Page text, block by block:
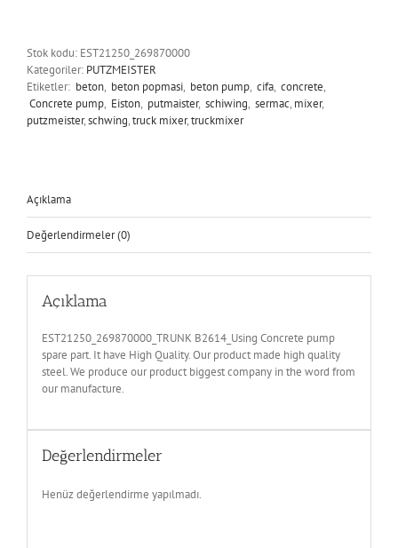
Stok kodu: EST21250_269870000
Kategoriler: PUTZMEISTER
Etiketler: beton, beton popmasi, beton pump, cifa, concrete,
Concrete pump, Eiston, putmaister, schiwing, sermac, mixer,
putzmeister,schwing,truck mixer,truckmixer
Açıklama
Değerlendirmeler (0)
Açıklama
EST21250_269870000_TRUNK B2614_Using Concrete pump
spare part. It have High Quality. Our product made high quality
steel. We produce our product biggest company in the word from
our manufacture.
Değerlendirmeler
Henüz değerlendirme yapılmadı.